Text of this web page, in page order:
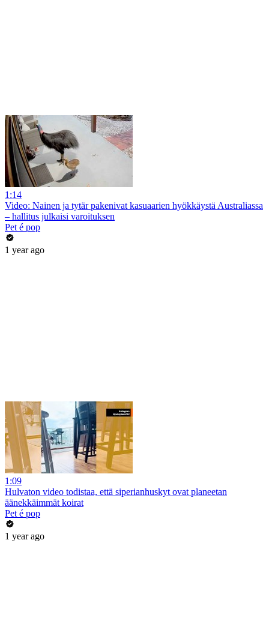
1:14
Video: Nainen ja tytär pakenivat kasuaarien hyökkäystä Australiassa
– hallitus julkaisi varoituksen
Pet é pop
1 year ago
1:09
Hulvaton video todistaa, että siperianhuskyt ovat planeetan
äänekkäimmät koirat
Pet é pop
1 year ago